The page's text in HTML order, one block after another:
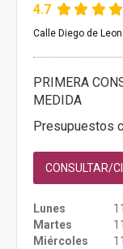
4.7
Calle Diego de
PRIMERA
MEDIDA
Presupuestos
CONSULTAR/
Lunes
Martes
Miércoles